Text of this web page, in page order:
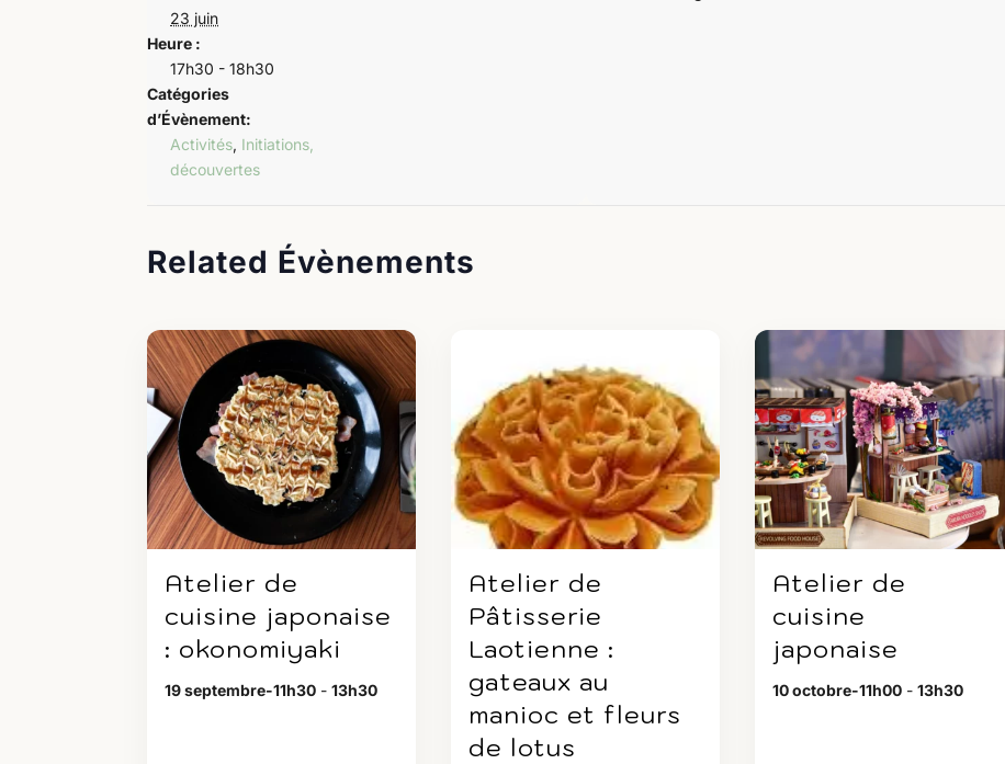
23 juin
Heure :
17h30 - 18h30
Catégories
d’Évènement:
Activités, Initiations,
découvertes
Related Évènements
Atelier de
cuisine japonaise
: okonomiyaki
19 septembre-11h30 -13h30
Atelier de
Pâtisserie
Laotienne :
gateaux au
manioc et fleurs
de lotus
Atelier de
cuisine
japonaise
10 octobre-11h00- 13h30